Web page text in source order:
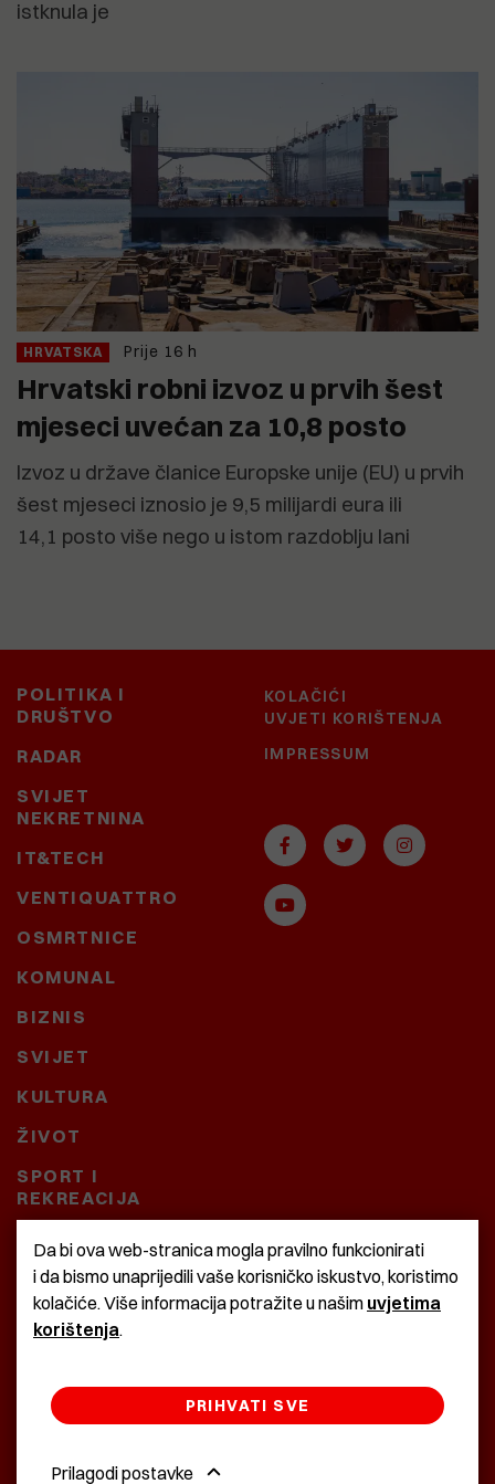
istknula je
HRVATSKA Prije 16 h
Hrvatski robni izvoz u prvih šest
mjeseci uvećan za 10,8 posto
Izvoz u države članice Europske unije (EU) u prvih
šest mjeseci iznosio je 9,5 milijardi eura ili
14,1 posto više nego u istom razdoblju lani
POLITIKA I
DRUŠTVO
RADAR
SVIJET
NEKRETNINA
IT&TECH
VENTIQUATTRO
OSMRTNICE
KOMUNAL
BIZNIS
SVIJET
KULTURA
ŽIVOT
SPORT I
REKREACIJA
CRNA KRONIKA
BAŠTARDINI I PRAVI
KRASNA ZEMLJA
KOLAČIĆI
UVJETI KORIŠTENJA
IMPRESSUM
Da bi ova web-stranica mogla pravilno funkcionirati
i da bismo unaprijedili vaše korisničko iskustvo, koristimo
kolačiće. Više informacija potražite u našim uvjetima
korištenja.
Prilagodi postavke
PRIHVATI SVE